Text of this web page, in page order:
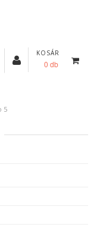
KOSÁR
0 db
5